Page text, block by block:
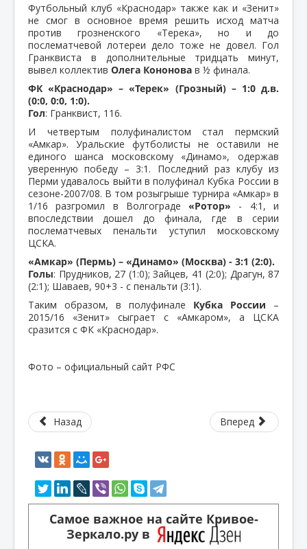
Футбольный клуб «Краснодар» также как и «Зенит»
не смог в основное время решить исход матча
против грозненского «Терека», но и до
послематчевой лотереи дело тоже не довел. Гол
Гранквиста в дополнительные тридцать минут,
вывел коллектив Олега Кононова в ½ финала.
ФК «Краснодар» – «Терек» (Грозный) – 1:0 д.в.
(0:0, 0:0, 1:0).
Гол: Гранквист, 116.
И четвертым полуфиналистом стал пермский
«Амкар». Уральские футболисты не оставили не
единого шанса московскому «Динамо», одержав
уверенную победу – 3:1. Последний раз клубу из
Перми удавалось выйти в полуфинал Кубка России в
сезоне-2007/08. В том розыгрыше турнира «Амкар» в
1/16 разгромил в Волгограде«Ротор» - 4:1, и
впоследствии дошел до финала, где в серии
послематчевых пенальти уступил московскому
ЦСКА.
«Амкар» (Пермь) – «Динамо» (Москва) - 3:1 (2:0).
Голы: Прудников, 27 (1:0); Зайцев, 41 (2:0); Драгун, 87
(2:1); Шаваев, 90+3 - с пенальти (3:1).
Таким образом, в полуфинале Кубка России –
2015/16 «Зенит» сыграет с «Амкаром», а ЦСКА
сразится с ФК «Краснодар».
Фото – официальный сайт РФС
Назад Вперед
Самое важное на сайте Кривое-
Зеркало.ру в